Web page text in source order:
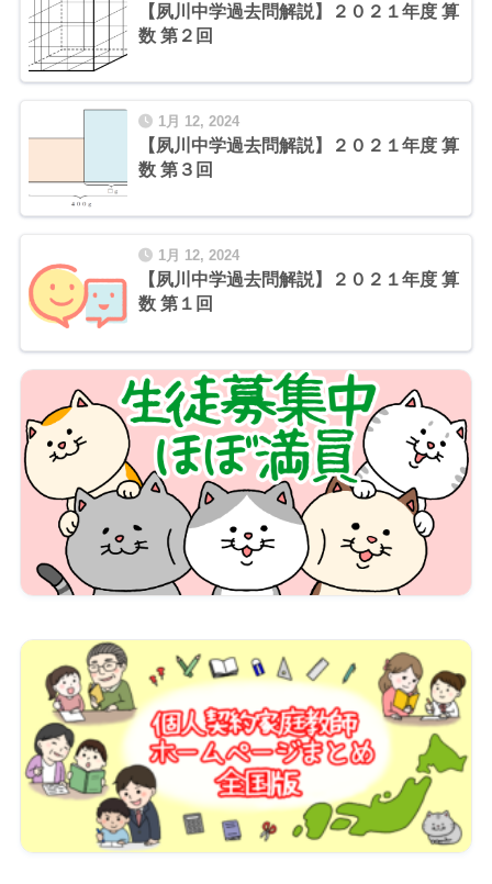
【夙川中学過去問解説】２０２１年度 算
数 第２回
1月 12, 2024
【夙川中学過去問解説】２０２１年度 算
数 第３回
1月 12, 2024
【夙川中学過去問解説】２０２１年度 算
数 第１回